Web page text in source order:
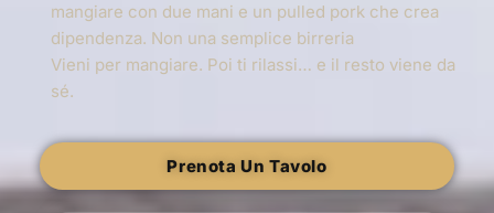
mangiare con due mani e un pulled pork che crea
dipendenza. Non una semplice birreria
Vieni per mangiare. Poi ti rilassi… e il resto viene da
sé.
Prenota Un Tavolo